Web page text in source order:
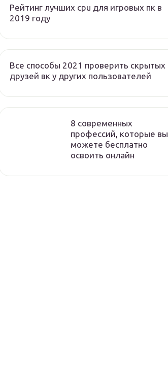
Рейтинг лучших cpu для игровых пк в
2019 году
Все способы 2021 проверить скрытых
друзей вк у других пользователей
8 современных
профессий, которые вы
можете бесплатно
освоить онлайн